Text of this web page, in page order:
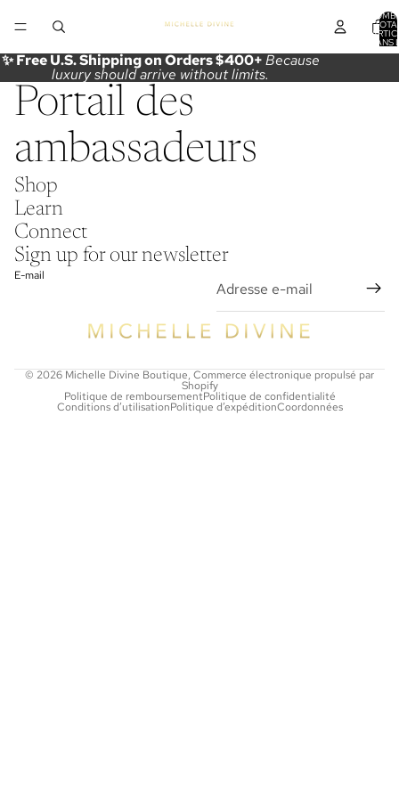
DANS
✨ Free U.S. Shipping on Orders $400+Because
luxury should arrive without limits.
Portail des
ambassadeurs
Shop
Learn
Connect
Sign up for our newsletter
E-mail
© 2026 Michelle Divine Boutique, Commerce électronique propulsé par
Shopify
Politique de remboursementPolitique de confidentialité
Conditions d’utilisationPolitique d’expéditionCoordonnées